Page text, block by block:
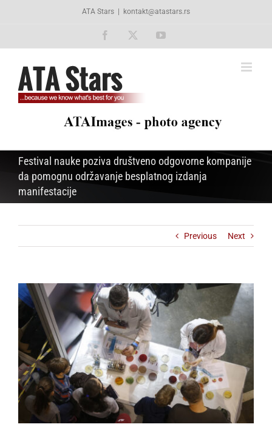
ATA Stars kontakt@atastars.rs
Facebook YouTube
Festival nauke poziva društveno odgovorne kompanije
da pomognu održavanje besplatnog izdanja
manifestacije
Previous Next
View
Larger
Image